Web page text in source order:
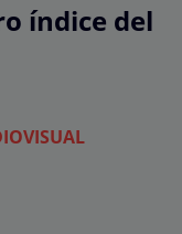
índice del